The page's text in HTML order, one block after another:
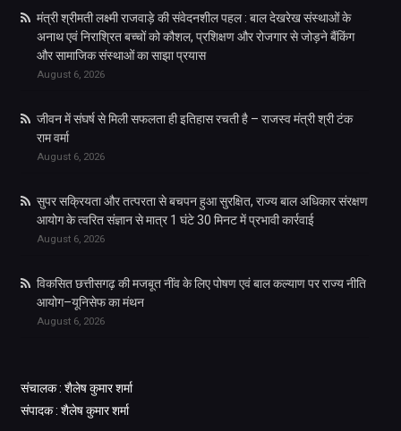
मंत्री श्रीमती लक्ष्मी राजवाड़े की संवेदनशील पहल : बाल देखरेख संस्थाओं के
अनाथ एवं निराश्रित बच्चों को कौशल, प्रशिक्षण और रोजगार से जोड़ने बैंकिंग
और सामाजिक संस्थाओं का साझा प्रयास
August 6, 2026
जीवन में संघर्ष से मिली सफलता ही इतिहास रचती है – राजस्व मंत्री श्री टंक
राम वर्मा
August 6, 2026
सुपर सक्रियता और तत्परता से बचपन हुआ सुरक्षित, राज्य बाल अधिकार संरक्षण
आयोग के त्वरित संज्ञान से मात्र 1 घंटे 30 मिनट में प्रभावी कार्रवाई
August 6, 2026
विकसित छत्तीसगढ़ की मजबूत नींव के लिए पोषण एवं बाल कल्याण पर राज्य नीति
आयोग–यूनिसेफ का मंथन
August 6, 2026
संचालक : शैलेष कुमार शर्मा
संपादक : शैलेष कुमार शर्मा